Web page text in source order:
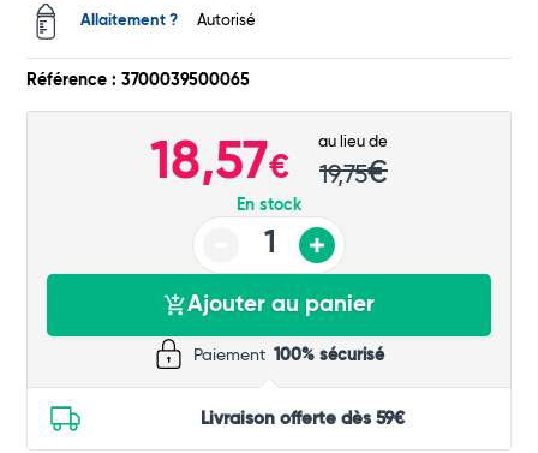
Total Allaitement ? Autorisé
Référence : 3700039500065
18,57€
au lieu de
19,75€
En stock
Ajouter au panier
Paiement 100% sécurisé
Livraison offerte dès 59€